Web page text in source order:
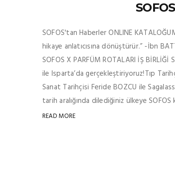
SOFOS'tan Haberler ONLINE
hikaye anlatıcısına dönüştürür.” -İbn
SOFOS X PARFÜM ROTALARI İŞ
ile Isparta’da gerçekleştiriyoruz! ​​​​​​​ Tıp
Sanat Tarihçisi Feride BOZCU ile
tarih aralığında dilediğiniz ülkeye
READ MORE